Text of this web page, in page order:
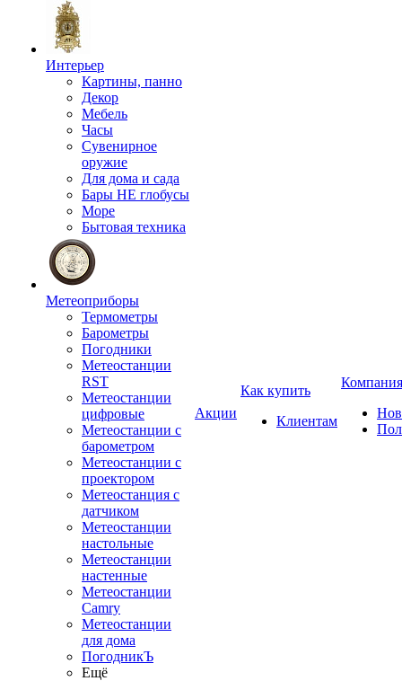
Интерьер
Картины, панно
Декор
Мебель
Часы
Сувенирное
оружие
Для дома и сада
Бары НЕ глобусы
Море
Бытовая техника
Метеоприборы
Термометры
Барометры
Погодники
Метеостанции
RST
Метеостанции
цифровые
Метеостанции с
барометром
Метеостанции с
проектором
Метеостанция с
датчиком
Метеостанции
настольные
Метеостанции
настенные
Метеостанции
Camry
Метеостанции
для дома
ПогодникЪ
Ещё
Акции
Как купить
Клиентам
Компания